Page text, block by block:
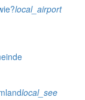
local_airport
local_see